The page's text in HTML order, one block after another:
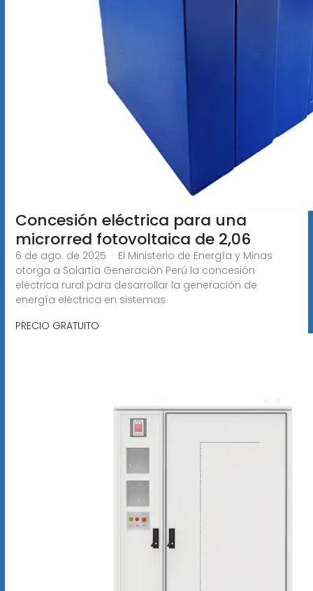
Concesión eléctrica para una
microrred fotovoltaica de 2,06
6 de ago. de 2025 · El Ministerio de Energía y Minas
otorga a Solartia Generación Perú la concesión
eléctrica rural para desarrollar la generación de
energía eléctrica en sistemas
PRECIO GRATUITO